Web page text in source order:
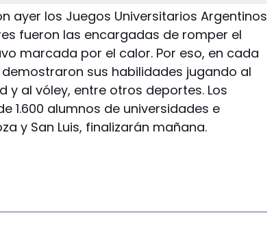
ayer los Juegos Universitarios Argentinos
fueron las encargadas de romper el
marcada por el calor. Por eso, en cada
sus habilidades jugando al
y al vóley, entre otros deportes. Los
1.600 alumnos de universidades e
y San Luis, finalizarán mañana.